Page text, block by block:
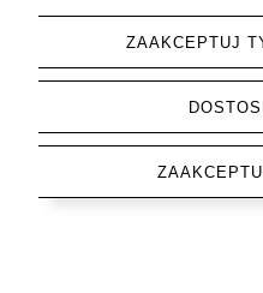
pokaż
Sklep
ZAAKCEPTUJ